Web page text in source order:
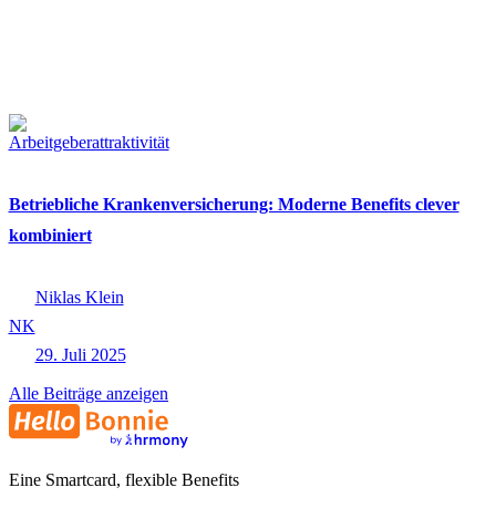
Arbeitgeberattraktivität
Betriebliche Krankenversicherung: Moderne Benefits clever
kombiniert
NK
Niklas Klein
29. Juli 2025
Alle Beiträge anzeigen
Eine Smartcard, flexible Benefits